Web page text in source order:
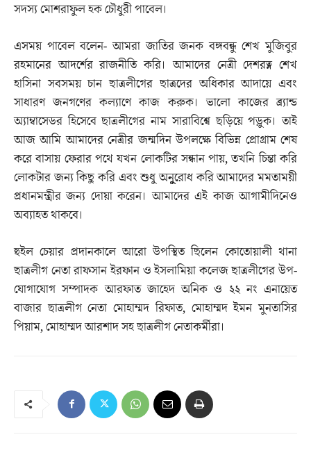
সদস্য মোশরাফুল হক চৌধুরী পাবেল।
এসময় পাবেল বলেন- আমরা জাতির জনক বঙ্গবন্ধু শেখ মুজিবুর
রহমানের আদর্শের রাজনীতি করি। আমাদের নেত্রী দেশরত্ন শেখ
হাসিনা সবসময় চান ছাত্রলীগের ছাত্রদের অধিকার আদায়ে এবং
সাধারণ জনগণের কল্যাণে কাজ করুক। ভালো কাজের ব্র্যান্ড
অ্যাম্বাসেডর হিসেবে ছাত্রলীগের নাম সারাবিশ্বে ছড়িয়ে পড়ুক। তাই
আজ আমি আমাদের নেত্রীর জন্মদিন উপলক্ষে বিভিন্ন প্রোগ্রাম শেষ
করে বাসায় ফেরার পথে যখন লোকটির সন্ধান পায়, তখনি চিন্তা করি
লোকটার জন্য কিছু করি এবং শুধু অনুুুরোধ করি আমাদের মমতাময়ী
প্রধানমন্ত্রীর জন্য দোয়া করেন। আমাদের এই কাজ আগামীদিনেও
অব্যাহত থাকবে।
হুইল চেয়ার প্রদানকালে আরো উপস্থিত ছিলেন কোতোয়ালী থানা
ছাত্রলীগ নেতা রাফসান ইরফান ও ইসলামিয়া কলেজ ছাত্রলীগের উপ-
যোগাযোগ সম্পাদক আরফাত জাহেদ অনিক ও ২২ নং এনায়েত
বাজার ছাত্রলীগ নেতা মোহাম্মদ রিফাত, মোহাম্মদ ইমন মুনতাসির
পিয়াম, মোহাম্মদ আরশাদ সহ ছাত্রলীগ নেতাকর্মীরা।